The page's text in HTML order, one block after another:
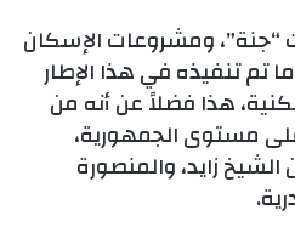
“جنة”، ومشروعات الإسكان
تم تنفيذه في هذا الإطار
جار تنفيذ 55.5 ألف وحدة سكنية، هذا فضلاً عن أنه من
على مستوى الجمهورية،
زايد، والمنصورة